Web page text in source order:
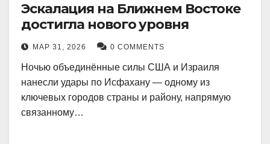
Эскалация на Ближнем Востоке
достигла нового уровня
МАР 31, 2026 0 COMMENTS
Ночью объединённые силы США и Израиля
нанесли удары по Исфахану — одному из
ключевых городов страны и району, напрямую
связанному…